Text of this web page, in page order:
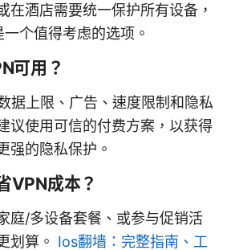
在酒店需要统一保护所有设备，
个值得考虑的选项。
可用？
据上限、广告、速度限制和隐私
议使用可信的付费方案，以获得
强的隐私保护。
VPN成本？
庭/多设备套餐、或参与促销活
划算。 Ios翻墙：完整指南、工